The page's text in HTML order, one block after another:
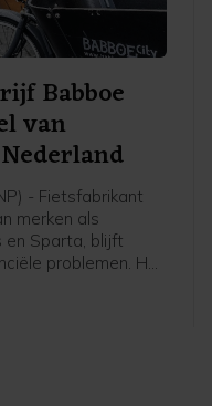
Babboe
van
- Fietsfabrikant
merken als
en Sparta, blijft
problemen. Het